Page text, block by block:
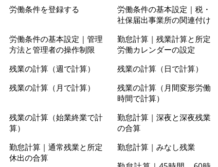
労働条件を登録する
労働条件の基本設定｜税・
社保届出事業所の関連付け
労働条件の基本設定｜管理
方法と管理者の操作制限
勤怠計算｜残業計算と所定
労働カレンダーの設定
残業の計算（週で計算）
残業の計算（日で計算）
残業の計算（月で計算）
残業の計算（月間変形労働
時間で計算）
残業の計算（始業終業で計
算）
勤怠計算｜深夜と深夜残業
の合算
勤怠計算｜通常残業と所定
休出の合算
勤怠計算｜みなし残業